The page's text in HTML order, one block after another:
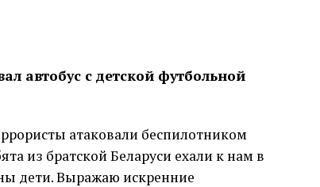
автобус с детской футбольной
атаковали беспилотником
из братской Беларуси ехали к нам в
дети. Выражаю искренние